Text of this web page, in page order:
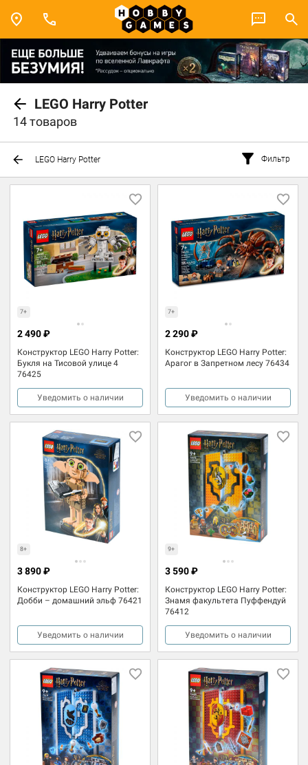
LEGO Harry Potter
14 товаров
LEGO Harry Potter Фильтр
7+
Конструктор LEGO Harry Potter:
Букля на Тисовой улице 4
76425
2 490 ₽
Уведомить о наличии
7+
Конструктор LEGO Harry Potter:
Арагог в Запретном лесу 76434
2 290 ₽
Уведомить о наличии
8+
Конструктор LEGO Harry Potter:
Добби – домашний эльф 76421
3 890 ₽
Уведомить о наличии
9+
Конструктор LEGO Harry Potter:
Знамя факультета Пуффендуй
76412
3 590 ₽
Уведомить о наличии